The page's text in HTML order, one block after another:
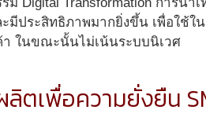
ประสิทธิภาพมากยิ่งขึ้น เพื่อใช้ใ
ในขณะนั้นไม่เน้นระบบนิเวศ
ตเพื่อความยั่งยืน